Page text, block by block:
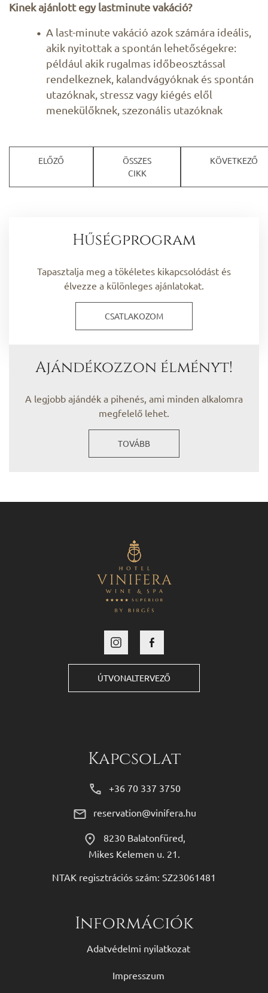
Kinek ajánlott egy lastminute vakáció?
A last-minute vakáció azok számára ideális,
akik nyitottak a spontán lehetőségekre:
például akik rugalmas időbeosztással
rendelkeznek, kalandvágyóknak és spontán
utazóknak, stressz vagy kiégés elől
menekülőknek, szezonális utazóknak
ELŐZŐ
ÖSSZES
CIKK
KÖVETKEZŐ
Hűségprogram
Tapasztalja meg a tökéletes kikapcsolódást és
élvezze a különleges ajánlatokat.
CSATLAKOZOM
Ajándékozzon élményt!
A legjobb ajándék a pihenés, ami minden alkalomra
megfelelő lehet.
TOVÁBB
ÚTVONALTERVEZŐ
Kapcsolat
+36 70 337 3750
reservation@vinifera.hu
8230 Balatonfüred,
Mikes Kelemen u. 21.
NTAK regisztrációs szám: SZ23061481
Információk
Adatvédelmi nyilatkozat
Impresszum